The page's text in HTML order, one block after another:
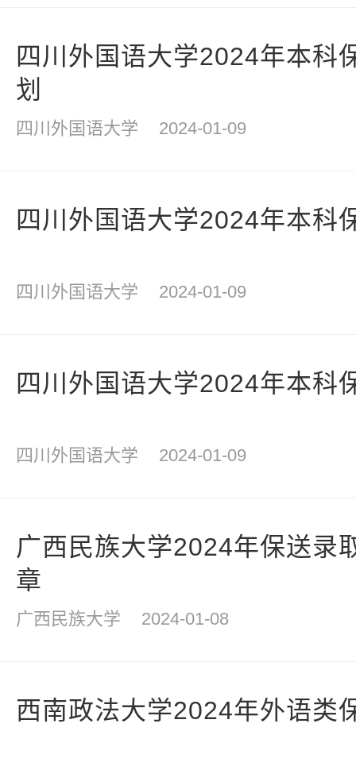
四川外国语大学2024年本科
划
四川外国语大学 2024-01-09
四川外国语大学2024年本科
四川外国语大学 2024-01-09
四川外国语大学2024年本科
四川外国语大学 2024-01-09
广西民族大学2024年保送录
章
广西民族大学 2024-01-08
西南政法大学2024年外语类